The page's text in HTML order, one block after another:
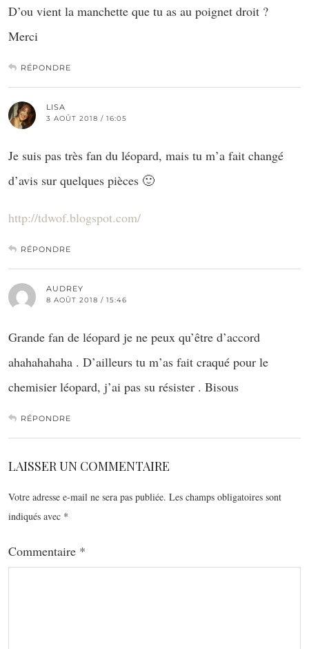
D’ou vient la manchette que tu as au poignet droit ?
Merci
RÉPONDRE
LISA
3 AOÛT 2018 / 16:05
Je suis pas très fan du léopard, mais tu m’a fait changé
d’avis sur quelques pièces 🙂
http://tdwof.blogspot.com/
RÉPONDRE
AUDREY
8 AOÛT 2018 / 15:46
Grande fan de léopard je ne peux qu’être d’accord
ahahahahaha . D’ailleurs tu m’as fait craqué pour le
chemisier léopard, j’ai pas su résister . Bisous
RÉPONDRE
LAISSER UN COMMENTAIRE
Votre adresse e-mail ne sera pas publiée. Les champs obligatoires sont
indiqués avec *
Commentaire *